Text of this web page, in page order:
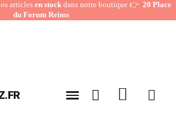
articles en stock dans notre boutique 👉20 Place
du Forum Reims